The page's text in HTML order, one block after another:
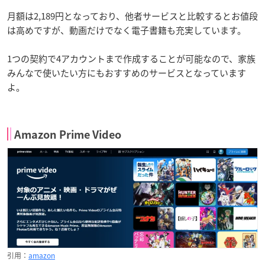
月額は2,189円となっており、他者サービスと比較するとお値段
は高めですが、動画だけでなく電子書籍も充実しています。
1つの契約で4アカウントまで作成することが可能なので、家族
みんなで使いたい方にもおすすめのサービスとなっています
よ。
Amazon Prime Video
引用： amazon